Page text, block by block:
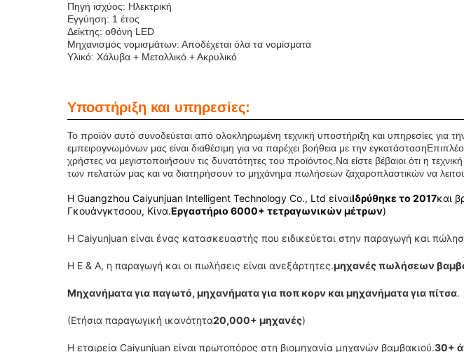
Πηγή ισχύος: Ηλεκτρική
Εγγύηση: 1 έτος
Δείκτης: οθόνη LED
Μηχανισμός νομισμάτων: Αποδέχεται όλα τα νομίσματα
Υλικό: Χάλυβα + Μεταλλικό + Ακρυλικό
Υποστήριξη και υπηρεσίες:
Το προϊόν αυτό συνοδεύεται από ολοκληρωμένη τεχνική υποστήριξη και υπηρεσίες για
εμπειρογνωμόνων μας είναι διαθέσιμη για να παρέχει βοήθεια με την
χρήστες να μεγιστοποιήσουν τις δυνατότητες του προϊόντος.Να είστε βέβαιοι ότι η
των πελατών μας και να διατηρήσουν το μηχάνημα πωλήσεων ζαχαροπλαστικών να
Η Guangzhou Caiyunjuan Intelligent Technology Co., Ltd είναιΙδρύθηκε το 2017και
Γκουάνγκτσοου, Κίνα.Εργαστήριο 6000+ τετραγωνικών μέτρων)
Η Caiyunjuan είναι ένας κατασκευαστής που ειδικεύεται στην παραγωγή και
Η Ε & Α, η παραγωγή και οι πωλήσεις είναι ανεξάρτητες.μηχανές πωλήσεων
Μηχανήματα για παγωτό, μηχανήματα για ποπ κορν και μηχανήματα για πίτσα.
(Ετήσια παραγωγική ικανότητα20,000+ μηχανές)
Η εταιρεία Caiyunjuan είναι πρωτοπόρος στη βιομηχανία μηχανών βαμβακιού.30+